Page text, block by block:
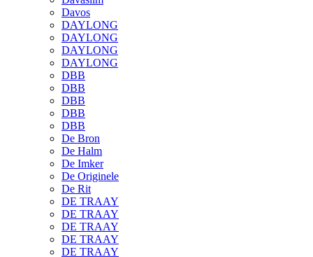
Davos
DAYLONG
DAYLONG
DAYLONG
DAYLONG
DBB
DBB
DBB
DBB
DBB
De Bron
De Halm
De Imker
De Originele
De Rit
DE TRAAY
DE TRAAY
DE TRAAY
DE TRAAY
DE TRAAY